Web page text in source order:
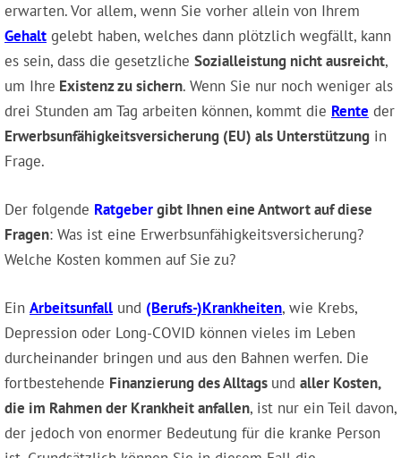
erwarten. Vor allem, wenn Sie vorher allein von Ihrem
Gehalt gelebt haben, welches dann plötzlich wegfällt, kann
es sein, dass die gesetzliche Sozialleistung nicht ausreicht,
um Ihre Existenz zu sichern. Wenn Sie nur noch weniger als
drei Stunden am Tag arbeiten können, kommt die Rente der
Erwerbsunfähigkeitsversicherung (EU) als Unterstützung in
Frage.
Der folgende Ratgebergibt Ihnen eine Antwort auf diese
Fragen: Was ist eine Erwerbsunfähigkeitsversicherung?
Welche Kosten kommen auf Sie zu?
Ein Arbeitsunfall und (Berufs-)Krankheiten, wie Krebs,
Depression oder Long-COVID können vieles im Leben
durcheinander bringen und aus den Bahnen werfen. Die
fortbestehende Finanzierung des Alltags und aller Kosten,
die im Rahmen der Krankheit anfallen, ist nur ein Teil davon,
der jedoch von enormer Bedeutung für die kranke Person